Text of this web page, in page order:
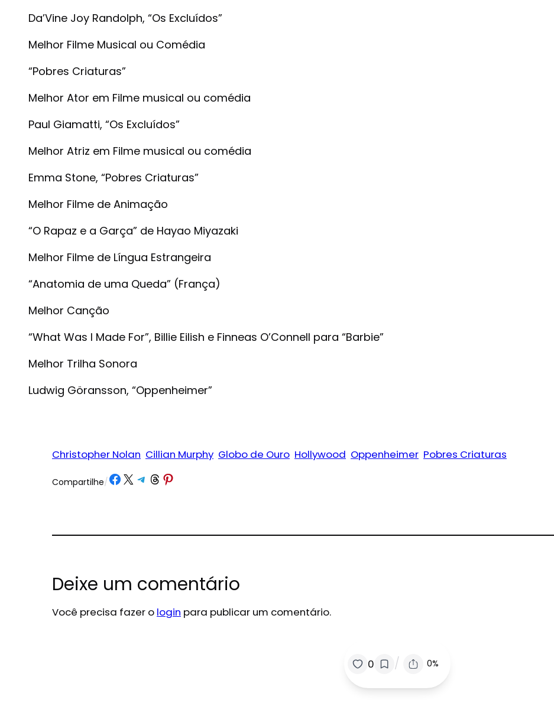
Da’Vine Joy Randolph, “Os Excluídos”
Melhor Filme Musical ou Comédia
“Pobres Criaturas”
Melhor Ator em Filme musical ou comédia
Paul Giamatti, “Os Excluídos”
Melhor Atriz em Filme musical ou comédia
Emma Stone, “Pobres Criaturas”
Melhor Filme de Animação
“O Rapaz e a Garça” de Hayao Miyazaki
Melhor Filme de Língua Estrangeira
“Anatomia de uma Queda” (França)
Melhor Canção
“What Was I Made For”, Billie Eilish e Finneas O’Connell para “Barbie”
Melhor Trilha Sonora
Ludwig Göransson, “Oppenheimer”
Christopher Nolan Cillian Murphy Globo de Ouro Hollywood Oppenheimer Pobres Criaturas
Compartilhe/ Share on Facebook
Share on X Share on Telegram
Share on Threads
Share on Pinterest
Deixe um comentário
Você precisa fazer o login para publicar um comentário.
0 / 0%